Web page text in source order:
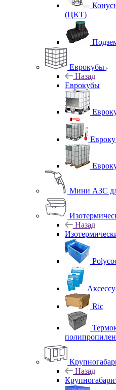
(ЦКТ)
Еврокубы
Назад
Еврокубы
Мини АЗС
Назад
Ric
Назад